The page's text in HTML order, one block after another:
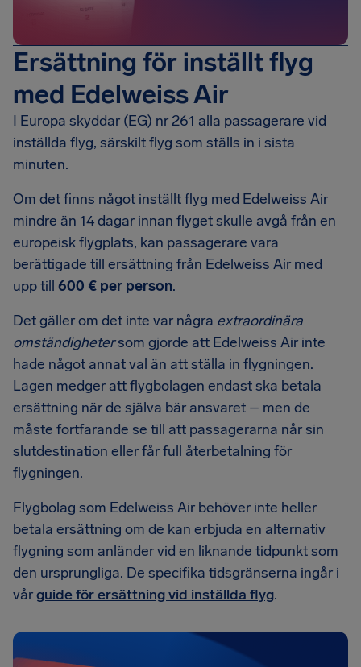
Ersättning för inställt flyg
med Edelweiss Air
I Europa skyddar (EG) nr 261 alla passagerare vid
inställda flyg, särskilt flyg som ställs in i sista
minuten.
Om det finns något inställt flyg med Edelweiss Air
mindre än 14 dagar innan flyget skulle avgå från en
europeisk flygplats, kan passagerare vara
berättigade till ersättning från Edelweiss Air med
upp till 600 € per person.
Det gäller om det inte var några extraordinära
omständighetersom gjorde att Edelweiss Air inte
hade något annat val än att ställa in flygningen.
Lagen medger att flygbolagen endast ska betala
ersättning när de själva bär ansvaret – men de
måste fortfarande se till att passagerarna når sin
slutdestination eller får full återbetalning för
flygningen.
Flygbolag som Edelweiss Air behöver inte heller
betala ersättning om de kan erbjuda en alternativ
flygning som anländer vid en liknande tidpunkt som
den ursprungliga. De specifika tidsgränserna ingår i
vårguide för ersättning vid inställda flyg.